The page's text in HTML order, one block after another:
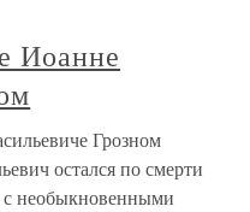
Иоанне
Грозном
остался по смерти
с необыкновенными